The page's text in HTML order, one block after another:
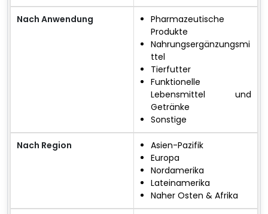
Nach Anwendung
Pharmazeutische
Produkte
Nahrungsergänzungsmi
ttel
Tierfutter
Funktionelle
Lebensmittel und
Getränke
Sonstige
Nach Region
Asien-Pazifik
Europa
Nordamerika
Lateinamerika
Naher Osten & Afrika